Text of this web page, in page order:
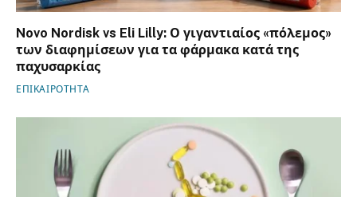
Novo Nordisk vs Eli Lilly: Ο γιγαντιαίος «πόλεμος»
των διαφημίσεων για τα φάρμακα κατά της
παχυσαρκίας
ΕΠΙΚΑΙΡΟΤΗΤΑ